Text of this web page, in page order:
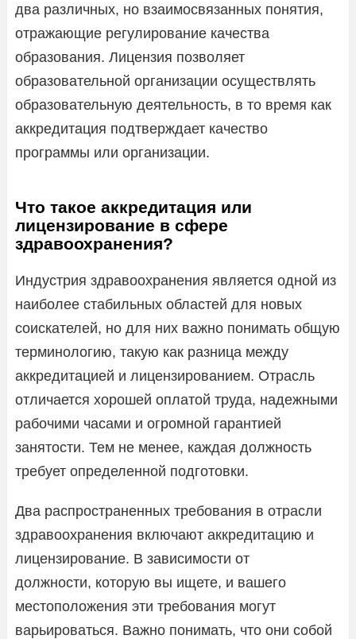
два различных, но взаимосвязанных понятия,
отражающие регулирование качества
образования. Лицензия позволяет
образовательной организации осуществлять
образовательную деятельность, в то время как
аккредитация подтверждает качество
программы или организации.
Что такое аккредитация или
лицензирование в сфере
здравоохранения?
Индустрия здравоохранения является одной из
наиболее стабильных областей для новых
соискателей, но для них важно понимать общую
терминологию, такую как разница между
аккредитацией и лицензированием. Отрасль
отличается хорошей оплатой труда, надежными
рабочими часами и огромной гарантией
занятости. Тем не менее, каждая должность
требует определенной подготовки.
Два распространенных требования в отрасли
здравоохранения включают аккредитацию и
лицензирование. В зависимости от
должности, которую вы ищете, и вашего
местоположения эти требования могут
варьироваться. Важно понимать, что они собой